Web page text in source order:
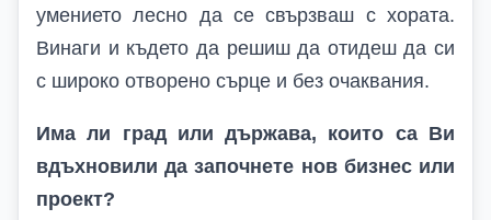
умението лесно да се свързваш с хората.
Винаги и където да решиш да отидеш да си
с широко отворено сърце и без очаквания.
Има ли град или държава, които са Ви
вдъхновили да започнете нов бизнес или
проект?